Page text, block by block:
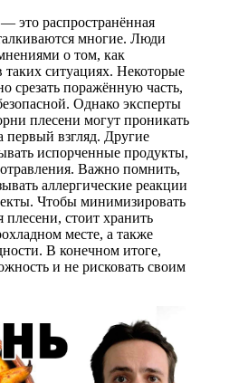
это распространённая
многие. Люди
о том, как
таких ситуациях. Некоторые
срезать поражённую часть,
Однако эксперты
плесени могут проникать
первый взгляд. Другие
испорченные продукты,
Важно помнить,
аллергические реакции
Чтобы минимизировать
плесени, стоит хранить
месте, а также
В конечном итоге,
и не рисковать своим